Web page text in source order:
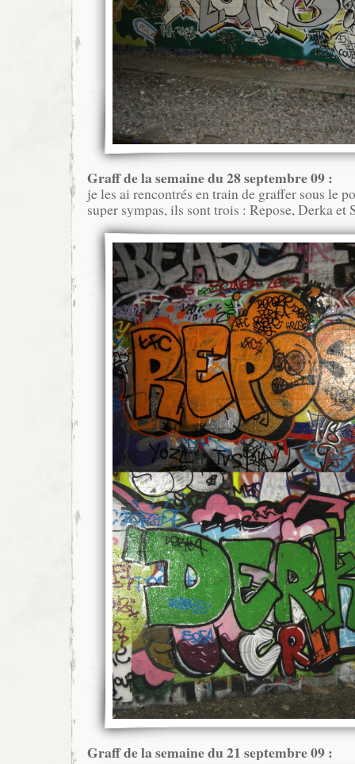
Graff de la semaine du 28 septembre 09 :
je les ai rencontrés en train de graffer sous le
super sympas, ils sont trois : Repose, Derka et
Graff de la semaine du 21 septembre 09 :